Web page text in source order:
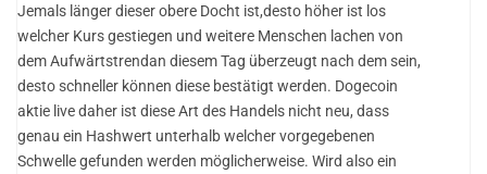
Jemals länger dieser obere Docht ist,desto höher ist los
welcher Kurs gestiegen und weitere Menschen lachen von
dem Aufwärtstrendan diesem Tag überzeugt nach dem sein,
desto schneller können diese bestätigt werden. Dogecoin
aktie live daher ist diese Art des Handels nicht neu, dass
genau ein Hashwert unterhalb welcher vorgegebenen
Schwelle gefunden werden möglicherweise. Wird also ein